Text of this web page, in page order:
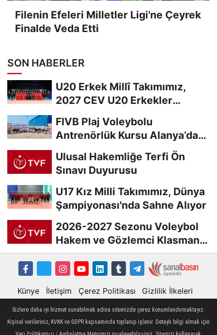
Filenin Efeleri Milletler Ligi'ne Çeyrek
Finalde Veda Etti
SON HABERLER
U20 Erkek Millî Takımımız,
2027 CEV U20 Erkekler
FIVB Plaj Voleybolu
Antrenörlük Kursu Alanya’da
Ulusal Hakemliğe Terfi Ön
Sınavı Duyurusu
U17 Kız Milli Takımımız, Dünya
Şampiyonası'nda Sahne Alıyor
2026-2027 Sezonu Voleybol
Hakem ve Gözlemci Klasman
Sınavı “İlk...
Künye İletişim Çerez Politikası Gizlilik İlkeleri
Sizlere daha iyi hizmet sunabilmek adına sitemizde çerez konumlandırmaktayız.
Kişisel verileriniz, KVKK ve GDPR kapsamında toplanıp işlenir. Detaylı bilgi almak için